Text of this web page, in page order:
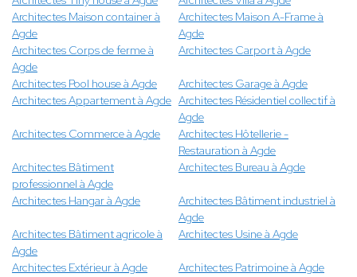
Architectes Maison container à
Agde
Architectes Maison A-Frame à
Agde
Architectes Corps de ferme à
Agde
Architectes Carport à Agde
Architectes Pool house à Agde
Architectes Garage à Agde
Architectes Appartement à Agde Architectes Résidentiel collectif à
Agde
Architectes Commerce à Agde
Architectes Hôtellerie -
Restauration à Agde
Architectes Bâtiment
professionnel à Agde
Architectes Bureau à Agde
Architectes Hangar à Agde
Architectes Bâtiment industriel à
Agde
Architectes Bâtiment agricole à
Agde
Architectes Usine à Agde
Architectes Extérieur à Agde
Architectes Patrimoine à Agde